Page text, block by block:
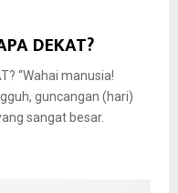
DEKAT?
“Wahai manusia!
guncangan (hari)
sangat besar.